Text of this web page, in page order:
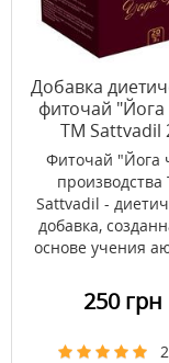
Добавка
фиточай
ТМ Sattvadil
фильтр-пакетов
Фиточай "Йога
Sattvadil -
добавка,
основе учения
250 грн
2